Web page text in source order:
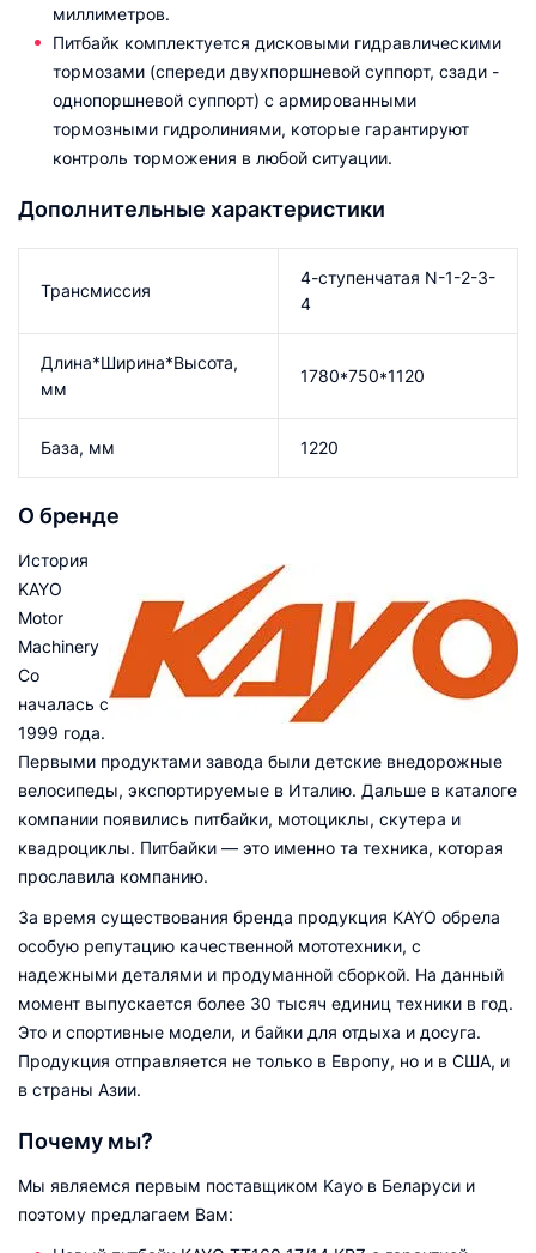
миллиметров.
Питбайк комплектуется дисковыми гидравлическими
тормозами (спереди двухпоршневой суппорт, сзади -
однопоршневой суппорт) с армированными
тормозными гидролиниями, которые гарантируют
контроль торможения в любой ситуации.
Дополнительные характеристики
Трансмиссия
4-ступенчатая N-1-2-3-
4
Длина*Ширина*Высота,
мм
1780*750*1120
База, мм 1220
О бренде
История
KAYO
Motor
Machinery
Со
началась с
1999 года.
Первыми продуктами завода были детские внедорожные
велосипеды, экспортируемые в Италию. Дальше в каталоге
компании появились питбайки, мотоциклы, скутера и
квадроциклы. Питбайки — это именно та техника, которая
прославила компанию.
За время существования бренда продукция KAYO обрела
особую репутацию качественной мототехники, с
надежными деталями и продуманной сборкой. На данный
момент выпускается более 30 тысяч единиц техники в год.
Это и спортивные модели, и байки для отдыха и досуга.
Продукция отправляется не только в Европу, но и в США, и
в страны Азии.
Почему мы?
Мы являемся первым поставщиком Kayo в Беларуси и
поэтому предлагаем Вам: